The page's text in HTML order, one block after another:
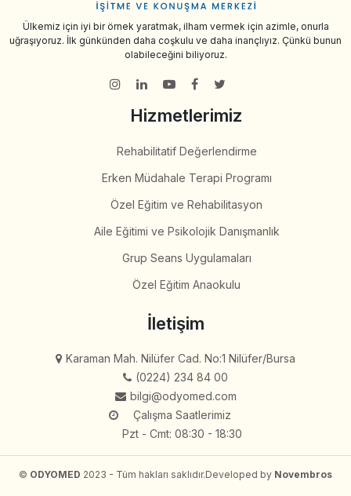
Ülkemiz için iyi bir örnek yaratmak, ilham vermek için azimle, onurla
uğraşıyoruz. İlk günkünden daha coşkulu ve daha inançlıyız. Çünkü bunun
olabileceğini biliyoruz.
Hizmetlerimiz
Rehabilitatif Değerlendirme
Erken Müdahale Terapi Programı
Özel Eğitim ve Rehabilitasyon
Aile Eğitimi ve Psikolojik Danışmanlık
Grup Seans Uygulamaları
Özel Eğitim Anaokulu
İletişim
Karaman Mah. Nilüfer Cad. No:1 Nilüfer/Bursa
(0224) 234 84 00
bilgi@odyomed.com
Çalışma Saatlerimiz
Pzt - Cmt: 08:30 - 18:30
© ODYOMED 2023 - Tüm hakları saklıdır.Developed by Novembros